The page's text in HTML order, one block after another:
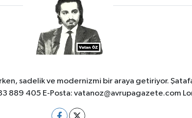
sadelik ve modernizmi bir araya getiriyor.
889 405 E-Posta: vatanoz@avrupagazete.com